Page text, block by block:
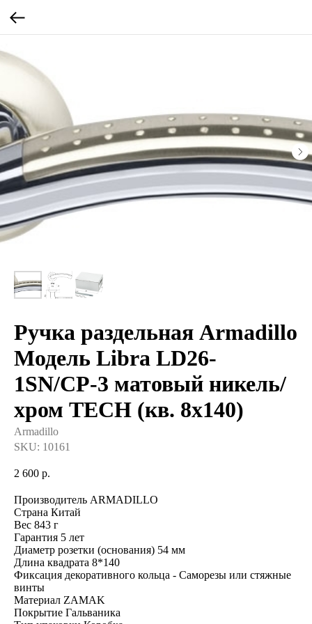
Ручка раздельная Armadillo
Модель Libra LD26-
1SN/CP-3 матовый никель/
хром TECH (кв. 8х140)
Armadillo
SKU: 10161
2 600 р.
Производитель ARMADILLO
Страна Китай
Вес 843 г
Гарантия 5 лет
Диаметр розетки (основания) 54 мм
Длина квадрата 8*140
Фиксация декоративного кольца - Саморезы или стяжные
винты
Материал ZAMAK
Покрытие Гальваника